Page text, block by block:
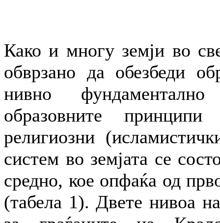
Како и многу земји во
обврзано да обезбеди
нивно
образовните
религиозни
систем во земјата се
средно, кое опфаќа од
(табела 1). Двете нивоа